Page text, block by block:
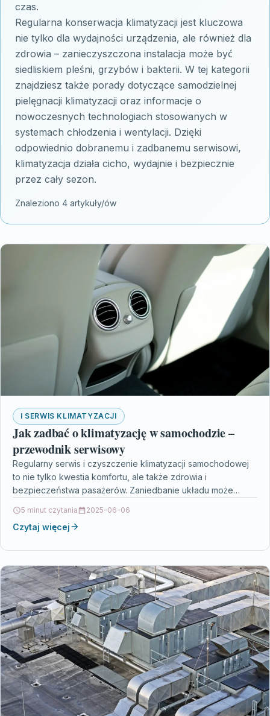
czas.
Regularna konserwacja klimatyzacji jest kluczowa
nie tylko dla wydajności urządzenia, ale również dla
zdrowia – zanieczyszczona instalacja może być
siedliskiem pleśni, grzybów i bakterii. W tej kategorii
znajdziesz także porady dotyczące samodzielnej
pielęgnacji klimatyzacji oraz informacje o
nowoczesnych technologiach stosowanych w
systemach chłodzenia i wentylacji. Dzięki
odpowiednio dobranemu i zadbanemu serwisowi,
klimatyzacja działa cicho, wydajnie i bezpiecznie
przez cały sezon.
Znaleziono 4 artykuły/ów
I SERWIS KLIMATYZACJI
Jak zadbać o klimatyzację w samochodzie –
przewodnik serwisowy
Regularny serwis i czyszczenie klimatyzacji samochodowej
to nie tylko kwestia komfortu, ale także zdrowia i
bezpieczeństwa pasażerów. Zaniedbanie układu może
5 minut czytania 2025-06-06
Czytaj więcej